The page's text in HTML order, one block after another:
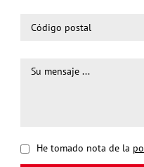
He tomado nota de la